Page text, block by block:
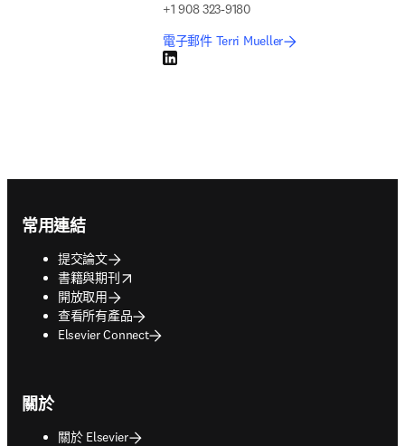
+1 908 323-9180
電子郵件 Terri Mueller
LinkedIn 打開新的分頁／視窗
常用連結
提交論文
書籍與期刊
opens in new tab/window
開放取用
查看所有產品
Elsevier Connect
關於
關於 Elsevier